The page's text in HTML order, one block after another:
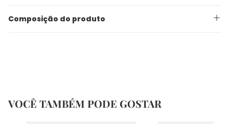
Composição do produto
VOCÊ TAMBÉM PODE GOSTAR